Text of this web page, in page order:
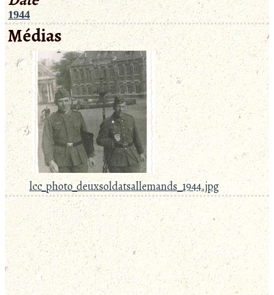
1944
Médias
lcc_photo_deuxsoldatsallemands_1944.jpg